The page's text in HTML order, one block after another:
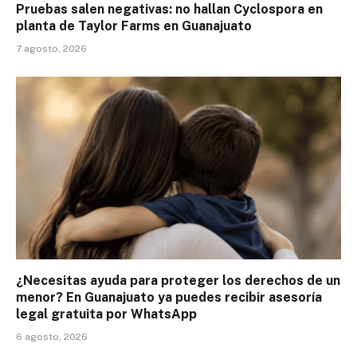
Pruebas salen negativas: no hallan Cyclospora en
planta de Taylor Farms en Guanajuato
7 agosto, 2026
¿Necesitas ayuda para proteger los derechos de un
menor? En Guanajuato ya puedes recibir asesoría
legal gratuita por WhatsApp
6 agosto, 2026